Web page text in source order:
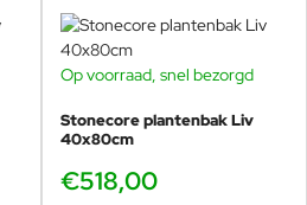
Op voorraad, snel bezorgd
Stonecore plantenbak Liv
40x80cm
€518,00